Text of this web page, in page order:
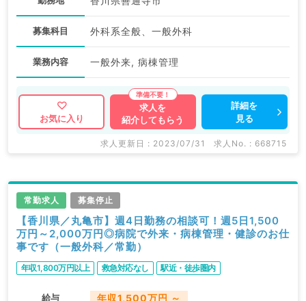
募集科目 外科系全般、一般外科
業務内容 一般外来, 病棟管理
お気に入り
求人を
紹介してもらう
詳細を
見る
求人更新日 : 2023/07/31 求人No. : 668715
常勤求人 募集停止
【香川県／丸亀市】週4日勤務の相談可！週5日1,500
万円～2,000万円◎病院で外来・病棟管理・健診のお仕
事です（一般外科／常勤）
年収1,800万円以上 救急対応なし 駅近・徒歩圏内
給与 年収1,500万円 ～